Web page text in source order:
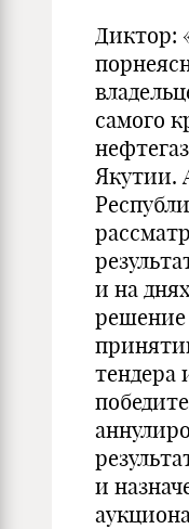
Диктор:
самого
Якутии.
и на
решение
тендера
и